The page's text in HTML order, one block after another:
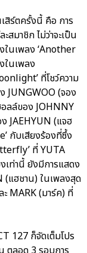
สิร์ตครั้งนี้ คือ การ
สมาชิก ไม่ว่าจะเป็น
ในเพลง ‘Another
ในเพลง
ที่โชว์ความ
JUNGWOO (จอง
ลล์ของ JOHNNY
JAEHYUN (แจฮ
กับเสียงร้องที่ซึ้ง
ที่ YUTA
เท่านี้ ยังมีการแสดง
(แฮชาน) ในเพลงสุด
MARK (มาร์ค) ที่
127 ก็จัดเต็มโปร